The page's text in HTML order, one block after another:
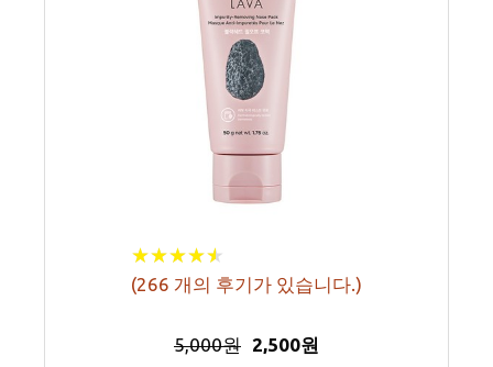
★★★★★
★★★★★
(266 개의 후기가 있습니다.)
5,000원 2,500원